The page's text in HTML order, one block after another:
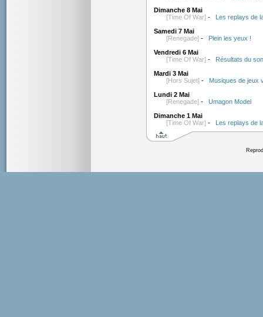
Dimanche 8 Mai
[Time Of War] -
Les replays de
Samedi 7 Mai
[Renegade] -
Plein les yeux !
Vendredi 6 Mai
[Time Of War] -
Résultats du
Mardi 3 Mai
[Hors Sujet] -
Musiques de jeux
Lundi 2 Mai
[Renegade] - Umagon Model
Dimanche 1 Mai
[Time Of War] - Les replays de